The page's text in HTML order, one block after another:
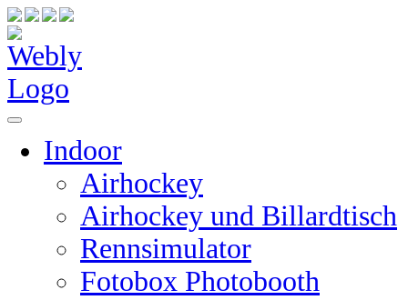
Indoor
Airhockey
Airhockey und Billardtisch
Rennsimulator
Fotobox Photobooth